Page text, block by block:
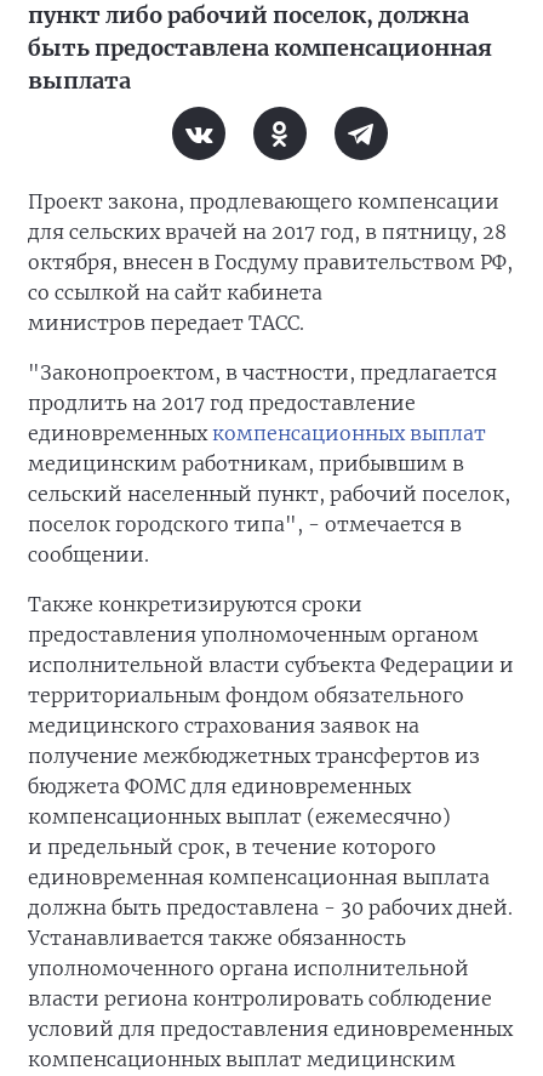
пункт либо рабочий поселок, должна
быть предоставлена компенсационная
выплата
Проект закона, продлевающего компенсации
для сельских врачей на 2017 год, в пятницу, 28
октября, внесен в Госдуму правительством РФ,
со ссылкой на сайт кабинета
министров передает ТАСС.
"Законопроектом, в частности, предлагается
продлить на 2017 год предоставление
единовременныхкомпенсационных выплат
медицинским работникам, прибывшим в
сельский населенный пункт, рабочий поселок,
поселок городского типа", - отмечается в
сообщении.
Также конкретизируются сроки
предоставления уполномоченным органом
исполнительной власти субъекта Федерации и
территориальным фондом обязательного
медицинского страхования заявок на
получение межбюджетных трансфертов из
бюджета ФОМС для единовременных
компенсационных выплат (ежемесячно)
и предельный срок, в течение которого
единовременная компенсационная выплата
должна быть предоставлена - 30 рабочих дней.
Устанавливается также обязанность
уполномоченного органа исполнительной
власти региона контролировать соблюдение
условий для предоставления единовременных
компенсационных выплат медицинским